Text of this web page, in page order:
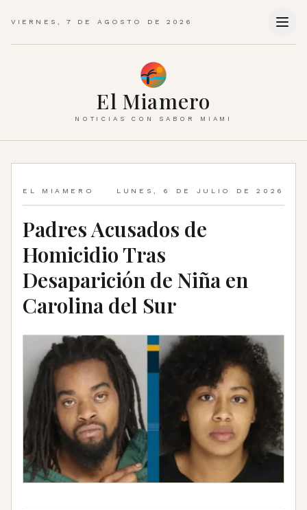
VIERNES, 7 DE AGOSTO DE 2026
El Miamero
NOTICIAS CON SABOR MIAMI
EL MIAMERO LUNES, 6 DE JULIO DE 2026
Padres Acusados de
Homicidio Tras
Desaparición de Niña en
Carolina del Sur